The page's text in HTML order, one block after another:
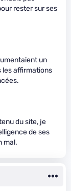
rester sur ses
un
les affirmations
du site, je
de ses
mal.